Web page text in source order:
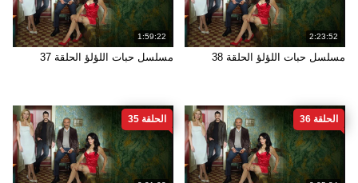
2:23:52
مسلسل حبات اللؤلؤ الحلقة 38
1:59:22
مسلسل حبات اللؤلؤ الحلقة 37
الحلقة 36 الحلقة 35